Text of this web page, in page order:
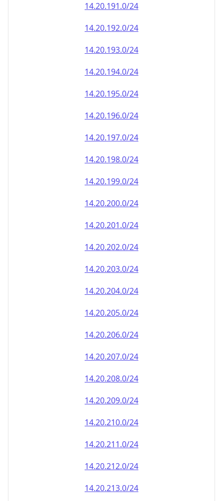
14.20.191.0/24
14.20.192.0/24
14.20.193.0/24
14.20.194.0/24
14.20.195.0/24
14.20.196.0/24
14.20.197.0/24
14.20.198.0/24
14.20.199.0/24
14.20.200.0/24
14.20.201.0/24
14.20.202.0/24
14.20.203.0/24
14.20.204.0/24
14.20.205.0/24
14.20.206.0/24
14.20.207.0/24
14.20.208.0/24
14.20.209.0/24
14.20.210.0/24
14.20.211.0/24
14.20.212.0/24
14.20.213.0/24